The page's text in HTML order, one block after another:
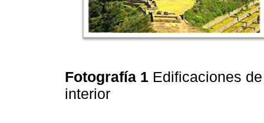
Fotografía 1 Edificaciones
interior